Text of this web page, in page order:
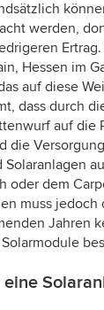
werden,
Ertrag.
Hessen im
auf diese
dass durch
auf die
die
Solaranlagen
oder dem
muss jedoch
Jahren